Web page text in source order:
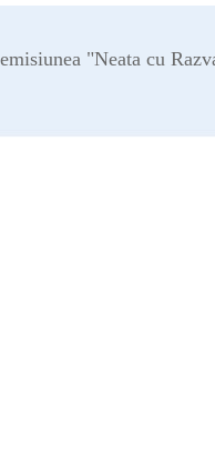
"Neata cu